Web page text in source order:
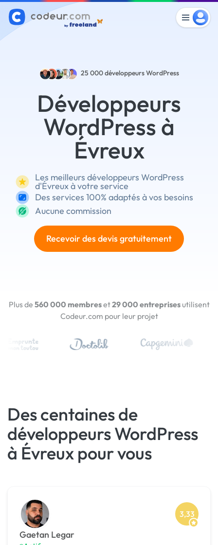
25 000développeurs WordPress
Développeurs
WordPress à
Évreux
Les meilleurs développeurs WordPress
d'Évreux à votre service
Des services 100% adaptés à vos besoins
Aucune commission
Recevoir des devis gratuitement
Plus de 560 000 membreset29 000 entreprisesutilisent
Codeur.com pour leur projet
Des centaines de
développeurs WordPress
à Évreux pour vous
Gaetan Legar
3,33